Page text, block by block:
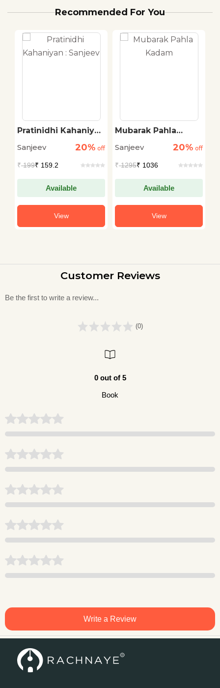
Recommended For You
Pratinidhi Kahaniyan
Sanjeev
20% off
₹199₹ 159.2
Available
View
Mubarak Pahla
Sanjeev
20% off
₹1295₹ 1036
Available
View
Customer Reviews
Be the first to write a review...
(0)
0 out of 5
Book
Write a Review